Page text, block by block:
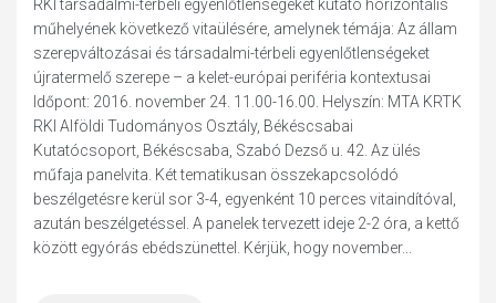
RKI társadalmi-térbeli egyenlőtlenségeket kutató horizontális
műhelyének következő vitaülésére, amelynek témája: Az állam
szerepváltozásai és társadalmi-térbeli egyenlőtlenségeket
újratermelő szerepe – a kelet-európai periféria kontextusai
Időpont: 2016. november 24. 11.00-16.00. Helyszín: MTA KRTK
RKI Alföldi Tudományos Osztály, Békéscsabai
Kutatócsoport, Békéscsaba, Szabó Dezső u. 42. Az ülés
műfaja panelvita. Két tematikusan összekapcsolódó
beszélgetésre kerül sor 3-4, egyenként 10 perces vitaindítóval,
azután beszélgetéssel. A panelek tervezett ideje 2-2 óra, a kettő
között egyórás ebédszünettel. Kérjük, hogy november...